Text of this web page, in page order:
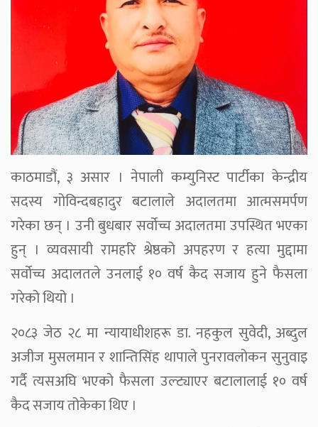
काठमाडौं, ३ असार । नेपाली कम्युनिस्ट पार्टीका केन्द्रीय
सदस्य गोविन्दबहादुर बटालाले अदालतमा आत्मसमर्पण
गरेका छन् । उनी बुधबार सर्वोच्च अदालतमा उपस्थित भएका
हुन् । व्यवसायी रामहरि श्रेष्ठको अपहरण र हत्या मुद्दामा
सर्वोच्च अदालतले उनलाई १० वर्ष कैद सजाय हुने फैसला
गरेको थियो ।
२०८३ जेठ २८ मा न्यायाधीशहरू डा. नहकुल सुवेदी, अब्दुल
अजीज मुसलमान र शान्तिसिंह थापाले पुनरावलोकन सुनुवाइ
गर्दै त्यसअघि भएको फैसला उल्ट्याएर बटालालाई १० वर्ष
कैद सजाय तोकेका थिए ।